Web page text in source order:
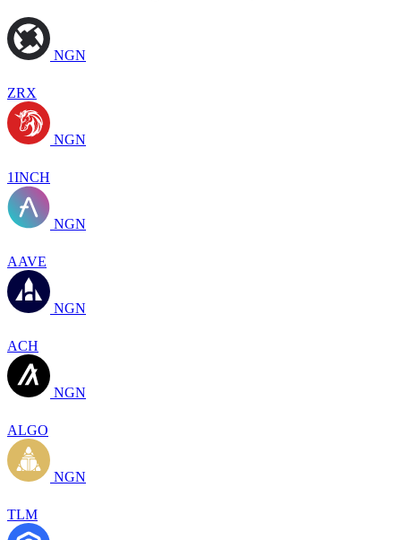
NGN
ZRX
NGN
1INCH
NGN
AAVE
NGN
ACH
NGN
ALGO
NGN
TLM